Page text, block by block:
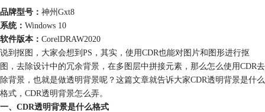
购买
品牌型号： 神州Gxt8
系统： Windows 10
软件版本： CorelDRAW2020
说到抠图，大家会想到PS，其实，使用CDR也能对图片和图形进行抠
图，去除设计中的冗余背景，在多图层中拼接元素，那么怎么使用CDR去
除背景，也就是做透明背景呢？这篇文章就告诉大家CDR透明背景是什么
格式，CDR透明背景怎么弄。
一、CDR透明背景是什么格式